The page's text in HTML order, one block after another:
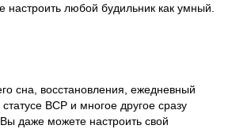
настроить любой будильник как умный.
сна, восстановления, ежедневный
ВСР и многое другое сразу
даже можете настроить свой